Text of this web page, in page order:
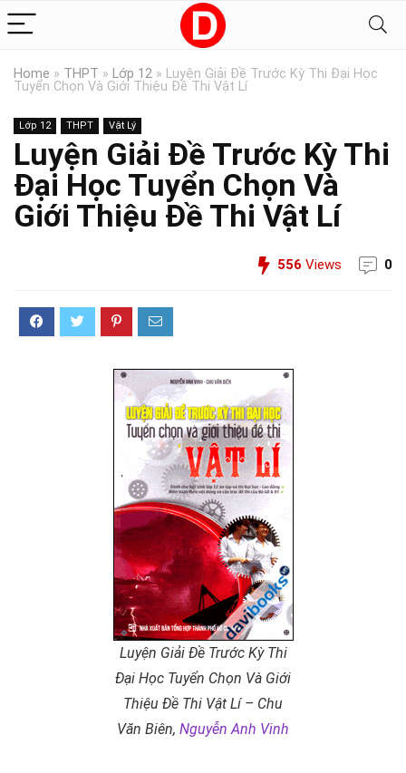
Home » THPT » Lớp 12 » Luyện Giải Đề Trước Kỳ Thi Đại Học
Tuyển Chọn Và Giới Thiệu Đề Thi Vật Lí
Lớp 12 THPT Vật Lý
Luyện Giải Đề Trước Kỳ Thi
Đại Học Tuyển Chọn Và
Giới Thiệu Đề Thi Vật Lí
556 Views 0
Luyện Giải Đề Trước Kỳ Thi
Đại Học Tuyển Chọn Và Giới
Thiệu Đề Thi Vật Lí – Chu
Văn Biên, Nguyễn Anh Vinh